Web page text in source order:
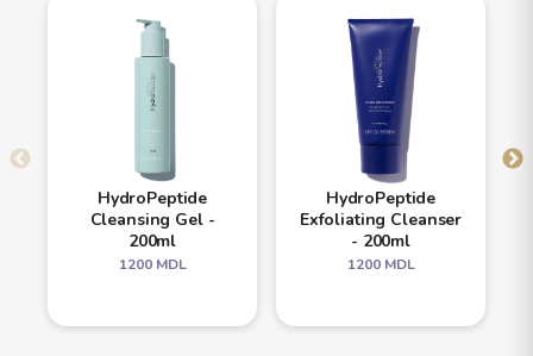
HydroPeptide
Cleansing Gel -
200ml
1200MDL
HydroPeptide
Exfoliating Cleanser
- 200ml
1200MDL